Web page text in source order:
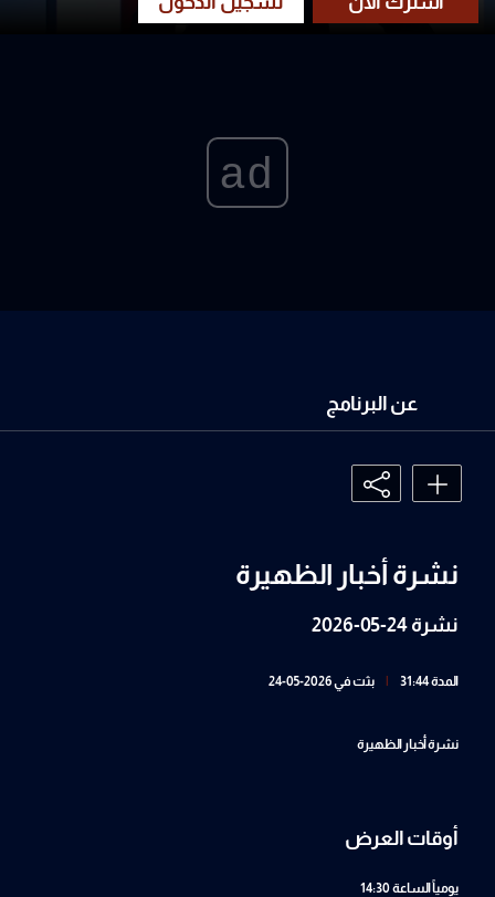
ad
عن البرنامج
نشرة أخبار الظهيرة
نشرة 24-05-2026
المدة 31:44 بثت في 2026-05-24
نشرة أخبار الظهيرة
أوقات العرض
يومياًالساعة 14:30